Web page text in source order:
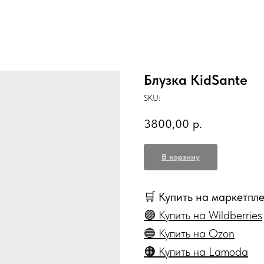
Блузка KidSante
SKU:
3800,00 р.
В корзину
🛒 Купить на
🟣 Купить на Wildberries
🔵 Купить на Ozon
🟠 Купить на Lamoda